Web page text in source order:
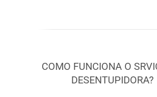
COMO FUNCIONA O
DESENTUPIDORA?